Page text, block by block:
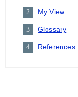
My View
Glossary
References